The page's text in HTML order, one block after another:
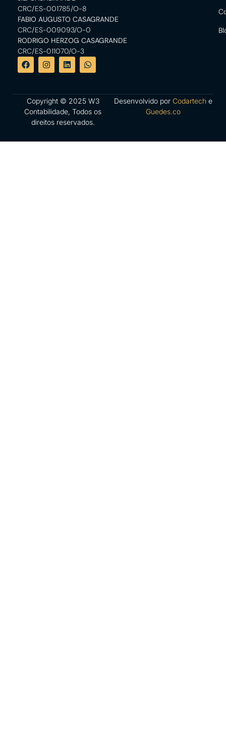
CRC/ES-001785/O-8
FABIO AUGUSTO CASAGRANDE
CRC/ES-009093/O-0
RODRIGO HERZOG CASAGRANDE
CRC/ES-011070/O-3
Copyright © 2025 W3
Contabilidade, Todos os
direitos reservados.
Desenvolvido por Codartech e
Guedes.co